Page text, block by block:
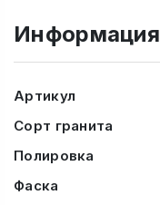
Информация
Артикул
Сорт гранита
Полировка
Фаска